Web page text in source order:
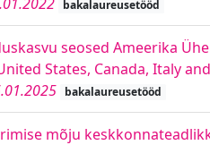
bakalaureusetööd
seosed Ameerika
States, Canada, Italy
bakalaureusetööd
mõju